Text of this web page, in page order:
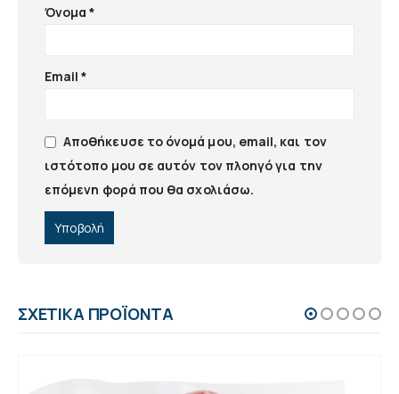
Όνομα*
Email*
Αποθήκευσε το όνομά μου, email, και τον
ιστότοπο μου σε αυτόν τον πλοηγό για την
επόμενη φορά που θα σχολιάσω.
ΣΧΕΤΙΚΆ ΠΡΟΪΌΝΤΑ